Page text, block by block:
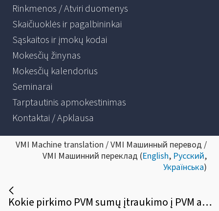
Rinkmenos / Atviri duomenys
Skaičiuoklės ir pagalbininkai
Sąskaitos ir įmokų kodai
Mokesčių žinynas
Mokesčių kalendorius
Seminarai
Tarptautinis apmokestinimas
Kontaktai / Apklausa
VMI Machine translation / VMI Машинный перевод /
VMI Машинний переклад (English, Русский,
Українська)
Kokie pirkimo PVM sumų įtraukimo į PVM atskaitą reikalavimai yra taikomi?